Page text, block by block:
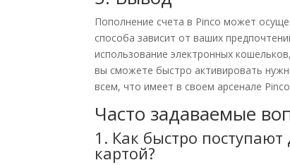
Пополнение счета в Pinco может
способа зависит от ваших
использование электронных
вы сможете быстро активировать
всем, что имеет в своем арсенале
Часто задаваемые
1. Как быстро
картой?